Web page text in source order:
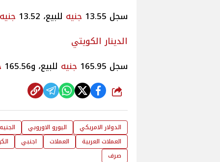
سجل 13.55
جنيه للبيع، 13.52
جنيه
الدينار الكويتي
سجل 165.95
جنيه للبيع، و165.56
شارك
الدولار الامريكي اليورو الاوروبي
العملات العربية
العملات اجنبي
صرف